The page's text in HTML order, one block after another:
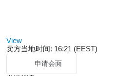
View
卖方当地时间: 16:21 (EEST)
申请会面